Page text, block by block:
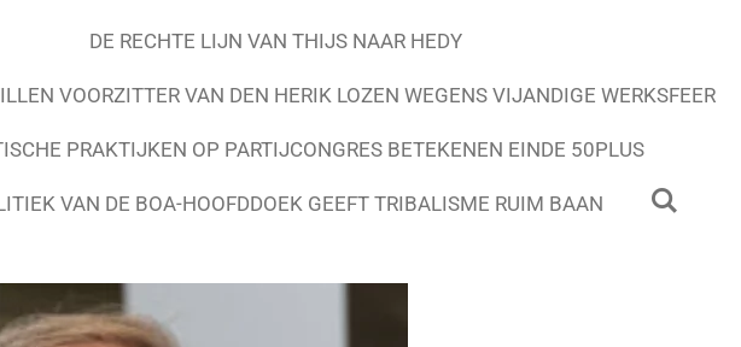
DE RECHTE LIJN VAN THIJS NAAR HEDY
VOORZITTER VAN DEN HERIK LOZEN WEGENS VIJANDIGE WERKSFEER
PRAKTIJKEN OP PARTIJCONGRES BETEKENEN EINDE 50PLUS
VAN DE BOA-HOOFDDOEK GEEFT TRIBALISME RUIM BAAN